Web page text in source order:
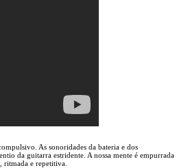
As sonoridades da bateria e dos
da guitarra estridente. A nossa mente é empurrada
e repetitiva.